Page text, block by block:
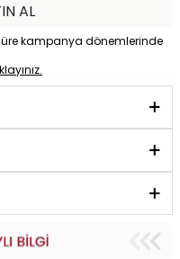
AL
kampanya dönemlerinde